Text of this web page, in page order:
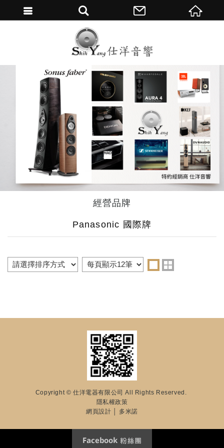
經營品牌
Panasonic 國際牌
Copyright © 仕洋電器有限公司 All Rights Reserved.
隱私權政策
網頁設計 │ 多米諾
繁體中文